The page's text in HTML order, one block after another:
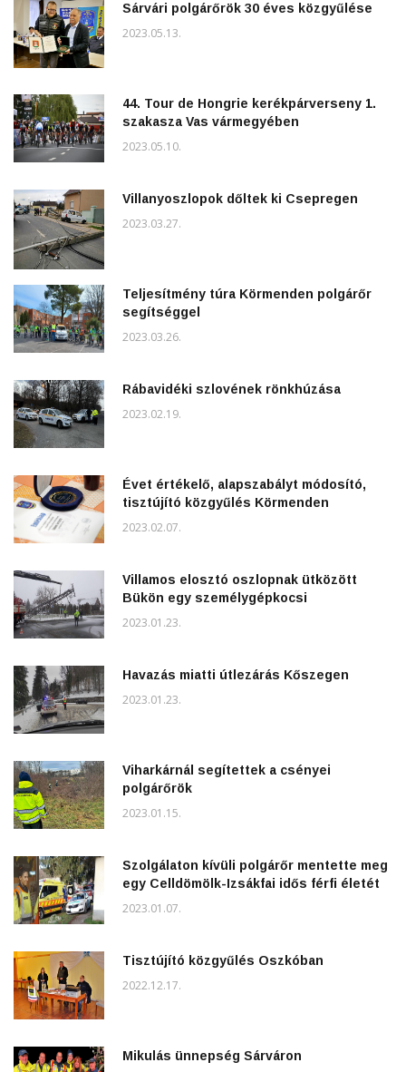
Sárvári polgárőrök 30 éves közgyűlése
2023.05.13.
44. Tour de Hongrie kerékpárverseny 1.
szakasza Vas vármegyében
2023.05.10.
Villanyoszlopok dőltek ki Csepregen
2023.03.27.
Teljesítmény túra Körmenden polgárőr
segítséggel
2023.03.26.
Rábavidéki szlovének rönkhúzása
2023.02.19.
Évet értékelő, alapszabályt módosító,
tisztújító közgyűlés Körmenden
2023.02.07.
Villamos elosztó oszlopnak ütközött
Bükön egy személygépkocsi
2023.01.23.
Havazás miatti útlezárás Kőszegen
2023.01.23.
Viharkárnál segítettek a csényei
polgárőrök
2023.01.15.
Szolgálaton kívüli polgárőr mentette meg
egy Celldömölk-Izsákfai idős férfi életét
2023.01.07.
Tisztújító közgyűlés Oszkóban
2022.12.17.
Mikulás ünnepség Sárváron